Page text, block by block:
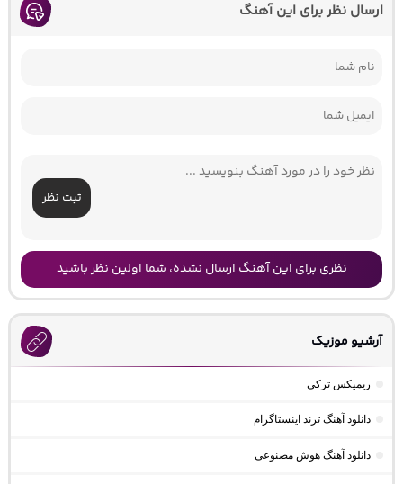
ارسال نظر برای این آهنگ
ثبت نظر
نظری برای این آهنگ ارسال نشده، شما اولین نظر باشید
آرشیو موزیک
ریمیکس ترکی
دانلود آهنگ ترند اینستاگرام
دانلود آهنگ هوش مصنوعی